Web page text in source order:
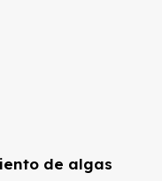
de algas